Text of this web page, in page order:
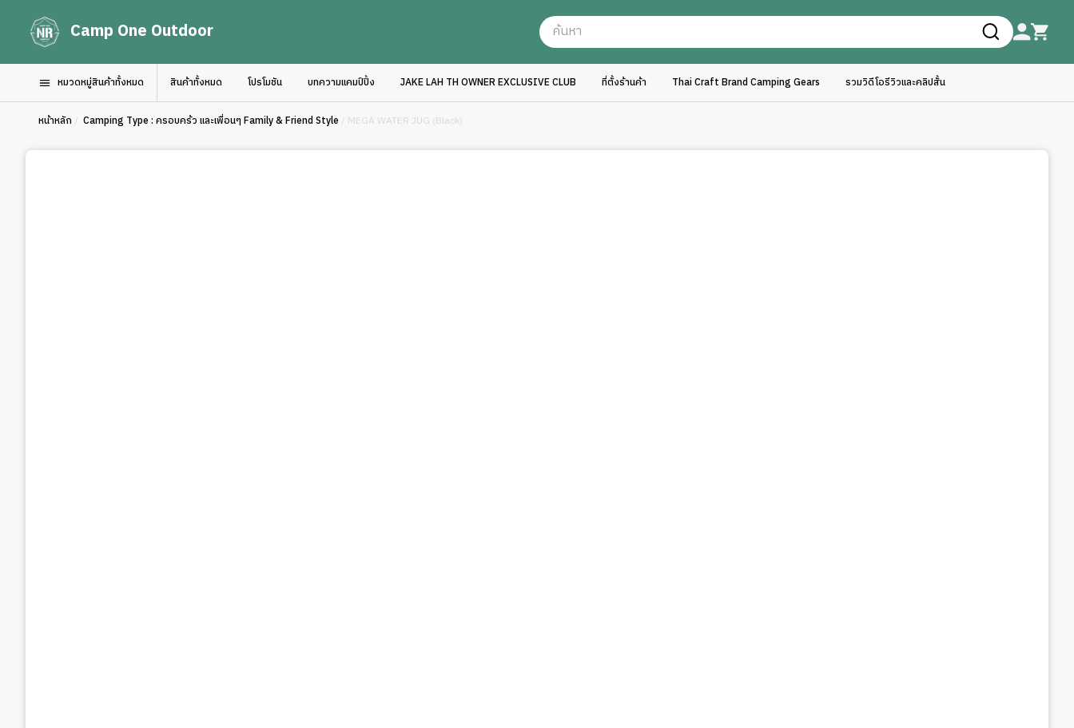
Camp One Outdoor
หมวดหมู่สินค้าทั้งหมด สินค้าทั้งหมด โปรโมชัน บทความแคมป์ปิ้ง JAKE LAH TH OWNER EXCLUSIVE CLUB ที่ตั้งร้านค้า Thai Craft Brand Camping Gears รวมวิดีโอรีวิวและคลิปสั้น
หน้าหลัก / Camping Type : ครอบคร้ว และเพื่อนๆ Family & Friend Style / MEGA WATER JUG (Black)